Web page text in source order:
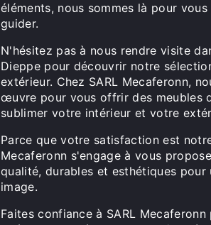
éléments, nous sommes là pour
guider.
N'hésitez pas à nous rendre visite
Dieppe pour découvrir notre
extérieur. Chez SARL Mecaferonn,
œuvre pour vous offrir des meubles
sublimer votre intérieur et votre
Parce que votre satisfaction est
Mecaferonn s'engage à vous
qualité, durables et esthétiques
image.
Faites confiance à SARL